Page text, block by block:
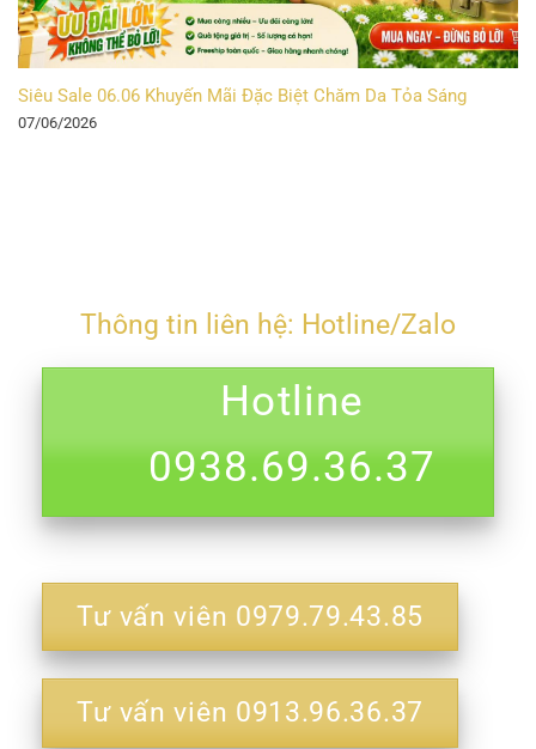
Siêu Sale 06.06 Khuyến Mãi Đặc Biệt Chăm Da Tỏa Sáng
07/06/2026
Thông tin liên hệ: Hotline/Zalo
Hotline
0938.69.36.37
Tư vấn viên 0979.79.43.85
Tư vấn viên 0913.96.36.37